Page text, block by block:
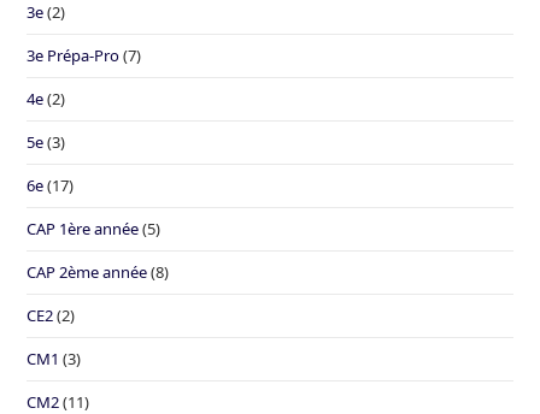
3e(2)
3e Prépa-Pro(7)
4e(2)
5e(3)
6e(17)
CAP 1ère année(5)
CAP 2ème année(8)
CE2(2)
CM1 (3)
CM2(11)